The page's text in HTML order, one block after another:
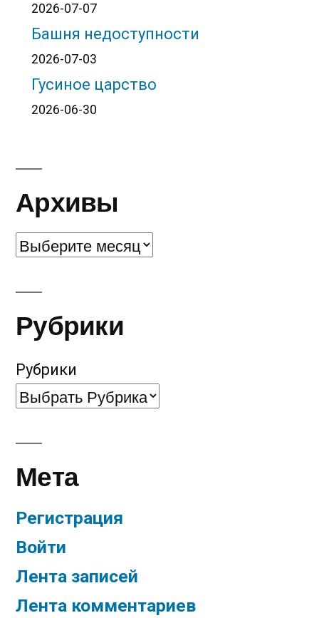
2026-07-07
Башня недоступности
2026-07-03
Гусиное царство
2026-06-30
Архивы
Архивы
Рубрики
Рубрики
Мета
Регистрация
Войти
Лента записей
Лента комментариев